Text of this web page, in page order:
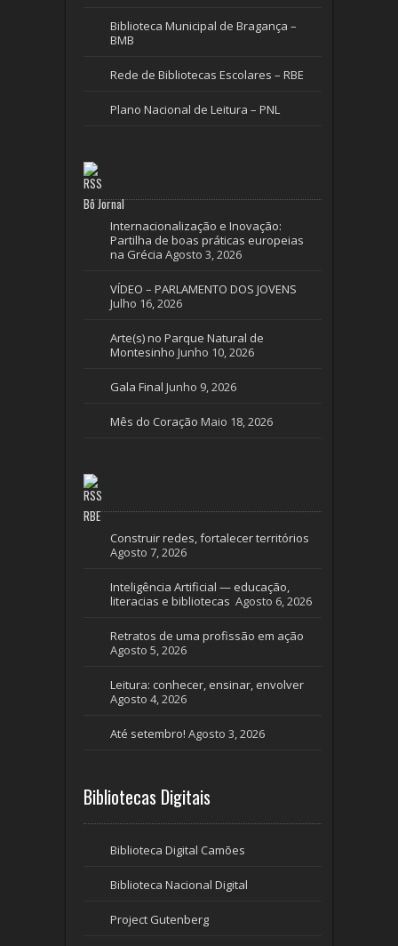
Biblioteca Municipal de Bragança –
BMB
Rede de Bibliotecas Escolares – RBE
Plano Nacional de Leitura – PNL
Bô Jornal
Internacionalização e Inovação:
Partilha de boas práticas europeias
na Grécia Agosto 3, 2026
VÍDEO – PARLAMENTO DOS JOVENS
Julho 16, 2026
Arte(s) no Parque Natural de
Montesinho Junho 10, 2026
Gala Final Junho 9, 2026
Mês do Coração Maio 18, 2026
RBE
Construir redes, fortalecer territórios
Agosto 7, 2026
Inteligência Artificial — educação,
literacias e bibliotecas Agosto 6, 2026
Retratos de uma profissão em ação
Agosto 5, 2026
Leitura: conhecer, ensinar, envolver
Agosto 4, 2026
Até setembro! Agosto 3, 2026
Bibliotecas Digitais
Biblioteca Digital Camões
Biblioteca Nacional Digital
Project Gutenberg